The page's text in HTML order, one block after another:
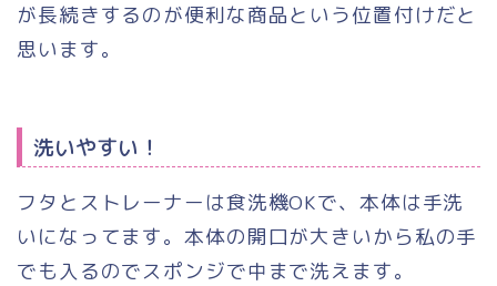
が長続きするのが便利な商品という位置付けだと
思います。
洗いやすい！
フタとストレーナーは食洗機OKで、本体は手洗
いになってます。本体の開口が大きいから私の手
でも入るのでスポンジで中まで洗えます。